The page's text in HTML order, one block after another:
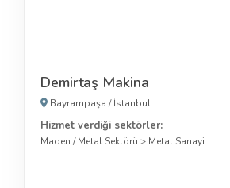
Demirtaş Makina
Bayrampaşa /İstanbul
Hizmet verdiği sektörler:
Maden / Metal Sektörü > Metal Sanayi